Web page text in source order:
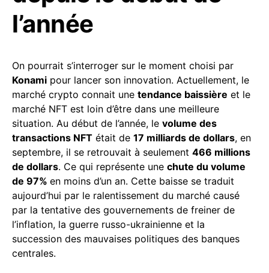
l’année
On pourrait s’interroger sur le moment choisi par
Konami pour lancer son innovation. Actuellement, le
marché crypto connait une tendance baissière et le
marché NFT est loin d’être dans une meilleure
situation. Au début de l’année, le volume des
transactions NFT était de 17 milliards de dollars, en
septembre, il se retrouvait à seulement 466 millions
de dollars. Ce qui représente une chute du volume
de 97% en moins d’un an. Cette baisse se traduit
aujourd’hui par le ralentissement du marché causé
par la tentative des gouvernements de freiner de
l’inflation, la guerre russo-ukrainienne et la
succession des mauvaises politiques des banques
centrales.